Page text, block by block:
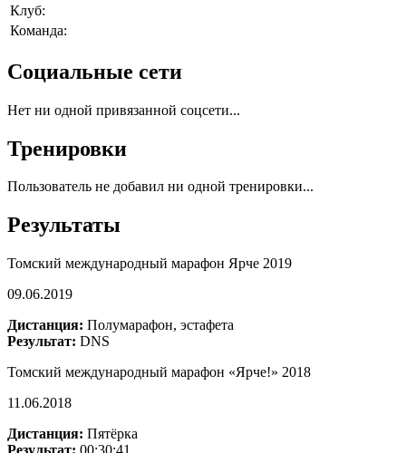
Клуб:
Команда:
Социальные сети
Нет ни одной привязанной соцсети...
Тренировки
Пользователь не добавил ни одной тренировки...
Результаты
Томский международный марафон Ярче 2019
09.06.2019
Дистанция: Полумарафон, эстафета
Результат: DNS
Томский международный марафон «Ярче!» 2018
11.06.2018
Дистанция: Пятёрка